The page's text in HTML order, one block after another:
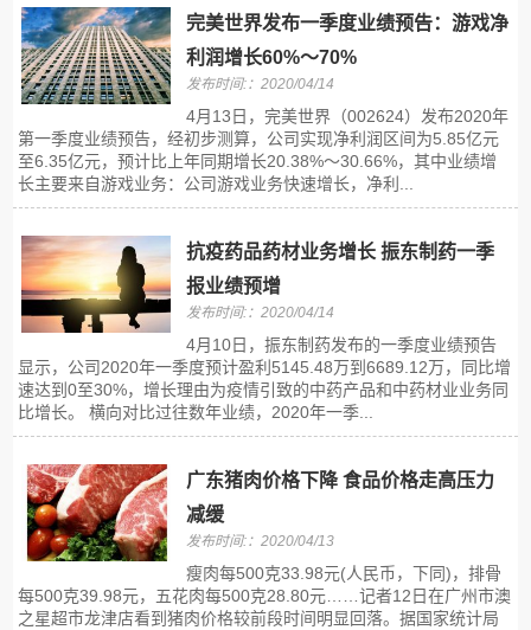
完美世界发布一季度业绩预告：游戏净
利润增长60%～70%
发布时间:：2020/04/14
4月13日，完美世界（002624）发布2020年
第一季度业绩预告，经初步测算，公司实现净利润区间为5.85亿元
至6.35亿元，预计比上年同期增长20.38%～30.66%，其中业绩增
长主要来自游戏业务：公司游戏业务快速增长，净利...
抗疫药品药材业务增长 振东制药一季
报业绩预增
发布时间:：2020/04/14
4月10日，振东制药发布的一季度业绩预告
显示，公司2020年一季度预计盈利5145.48万到6689.12万，同比增
速达到0至30%，增长理由为疫情引致的中药产品和中药材业业务同
比增长。 横向对比过往数年业绩，2020年一季...
广东猪肉价格下降 食品价格走高压力
减缓
发布时间:：2020/04/13
瘦肉每500克33.98元(人民币，下同)，排骨
每500克39.98元，五花肉每500克28.80元……记者12日在广州市澳
之星超市龙津店看到猪肉价格较前段时间明显回落。据国家统计局